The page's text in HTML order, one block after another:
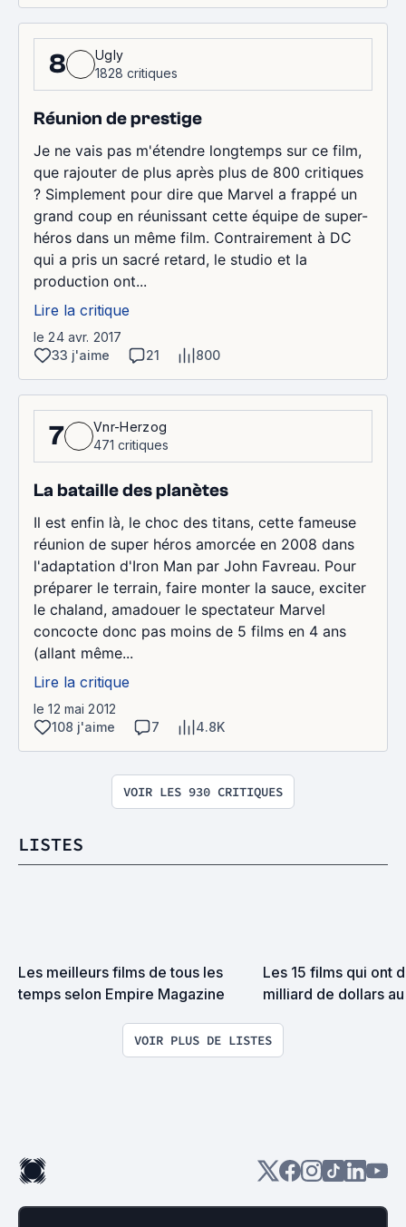
8
Ugly
1828 critiques
Réunion de prestige
Je ne vais pas m'étendre longtemps sur ce film,
que rajouter de plus après plus de 800 critiques
? Simplement pour dire que Marvel a frappé un
grand coup en réunissant cette équipe de super-
héros dans un même film. Contrairement à DC
qui a pris un sacré retard, le studio et la
production ont...
Lire la critique
le 24 avr. 2017
33 j'aime
21 800
7
Vnr-Herzog
471 critiques
La bataille des planètes
Il est enfin là, le choc des titans, cette fameuse
réunion de super héros amorcée en 2008 dans
l'adaptation d'Iron Man par John Favreau. Pour
préparer le terrain, faire monter la sauce, exciter
le chaland, amadouer le spectateur Marvel
concocte donc pas moins de 5 films en 4 ans
(allant même...
Lire la critique
le 12 mai 2012
108 j'aime
7 4.8K
VOIR LES 930 CRITIQUES
LISTES
Les meilleurs films de tous les
temps selon Empire Magazine
Les 15 films qui ont
milliard de dollars
VOIR PLUS DE LISTES